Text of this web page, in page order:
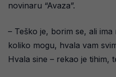
novinaru “Avaza”.
– Teško je, borim se, ali
koliko mogu, hvala vam
Hvala sine – rekao je tihim,